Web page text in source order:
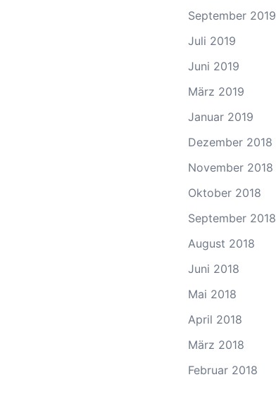
September 2019
Juli 2019
Juni 2019
März 2019
Januar 2019
Dezember 2018
November 2018
Oktober 2018
September 2018
August 2018
Juni 2018
Mai 2018
April 2018
März 2018
Februar 2018